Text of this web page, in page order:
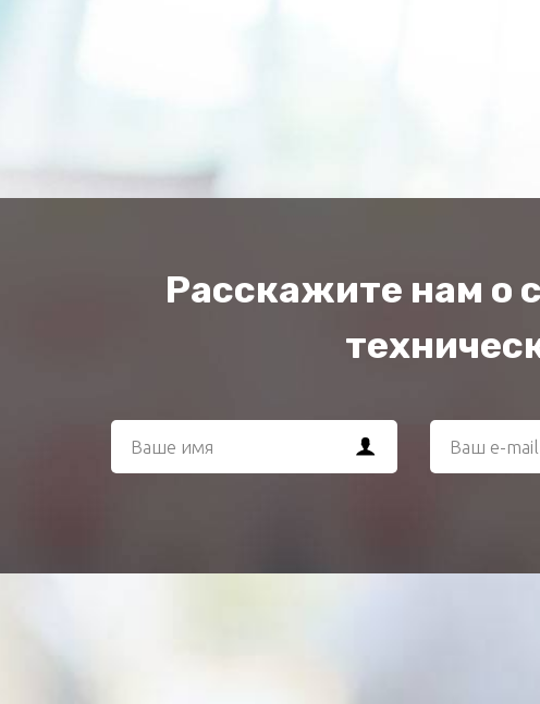
Расскажите нам о